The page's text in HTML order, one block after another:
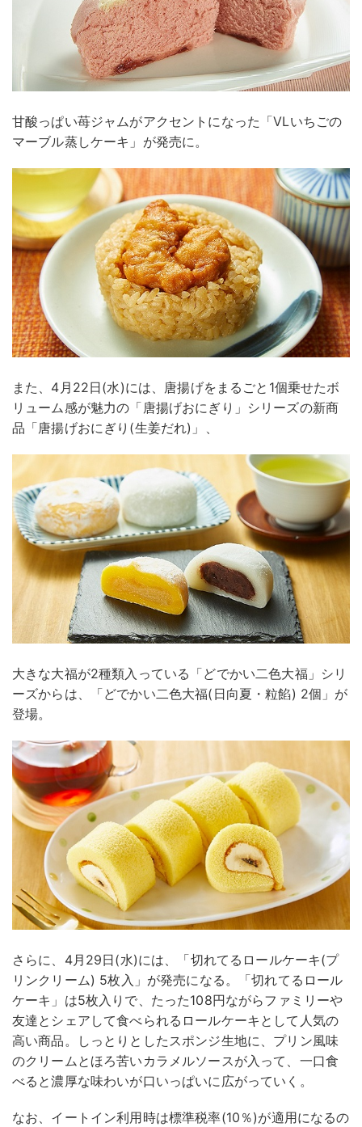
甘酸っぱい苺ジャムがアクセントになった「VLいちごの
マーブル蒸しケーキ」が発売に。
また、4月22日(水)には、唐揚げをまるごと1個乗せたボ
リューム感が魅力の「唐揚げおにぎり」シリーズの新商
品「唐揚げおにぎり(生姜だれ)」、
大きな大福が2種類入っている「どでかい二色大福」シリ
ーズからは、「どでかい二色大福(日向夏・粒餡) 2個」が
登場。
さらに、4月29日(水)には、「切れてるロールケーキ(プ
リンクリーム) 5枚入」が発売になる。「切れてるロール
ケーキ」は5枚入りで、たった108円ながらファミリーや
友達とシェアして食べられるロールケーキとして人気の
高い商品。しっとりとしたスポンジ生地に、プリン風味
のクリームとほろ苦いカラメルソースが入って、一口食
べると濃厚な味わいが口いっぱいに広がっていく。
なお、イートイン利用時は標準税率(10％)が適用になるの